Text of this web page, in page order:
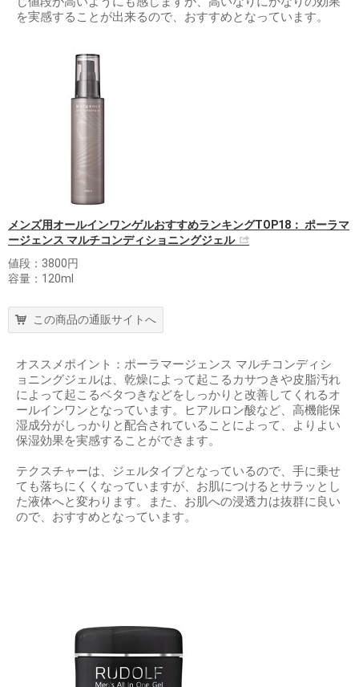
を実感することが出来るので、おすすめとなっています。
メンズ用オールインワンゲルおすすめランキングTOP18： ポーラマ
ージェンス マルチコンディショニングジェル
値段：3800円
容量：120ml
この商品の通販サイトへ
オススメポイント：ポーラマージェンス マルチコンディシ
ョニングジェルは、乾燥によって起こるカサつきや皮脂汚れ
によって起こるベタつきなどをしっかりと改善してくれるオ
ールインワンとなっています。ヒアルロン酸など、高機能保
湿成分がしっかりと配合されていることによって、よりよい
保湿効果を実感することができます。
テクスチャーは、ジェルタイプとなっているので、手に乗せ
ても落ちにくくなっていますが、お肌につけるとサラッとし
た液体へと変わります。また、お肌への浸透力は抜群に良い
ので、おすすめとなっています。